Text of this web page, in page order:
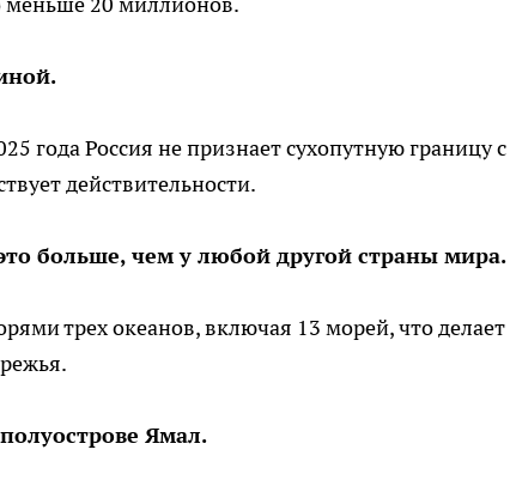
года Россия не признает сухопутную границу с
действительности.
больше, чем у любой другой страны мира.
трех океанов, включая 13 морей, что делает
Ямал.